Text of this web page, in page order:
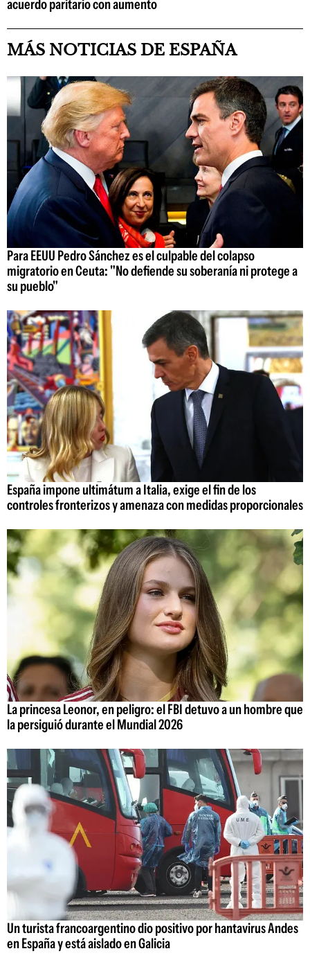
acuerdo paritario con aumento
MÁS NOTICIAS DE ESPAÑA
Para EEUU Pedro Sánchez es el culpable del colapso
migratorio en Ceuta: "No defiende su soberanía ni protege a
su pueblo"
España impone ultimátum a Italia, exige el fin de los
controles fronterizos y amenaza con medidas proporcionales
La princesa Leonor, en peligro: el FBI detuvo a un hombre que
la persiguió durante el Mundial 2026
Un turista francoargentino dio positivo por hantavirus Andes
en España y está aislado en Galicia